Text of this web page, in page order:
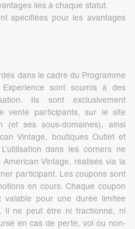
liés à chaque statut.
spécifiées pour les avantages
dans le cadre du Programme
sont soumis à des
Ils sont exclusivement
vente participants, sur le site
(et ses sous-domaines), ainsi
Vintage, boutiques Outlet et
dans les corners ne
Vintage, réalisés via la
participant. Les coupons sont
en cours. Chaque coupon
pour une durée limitée
Il ne peut être ni fractionné, ni
en cas de perte, vol ou non-